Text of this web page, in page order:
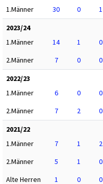
1.Männer
30 0 1
2023/24
1.Männer
14 1 0
2.Männer
7 0 0
2022/23
1.Männer
6 0 0
2.Männer
7 2 0
2021/22
1.Männer
7 1 2
2.Männer
5 1 0
Alte Herren
1 0 0